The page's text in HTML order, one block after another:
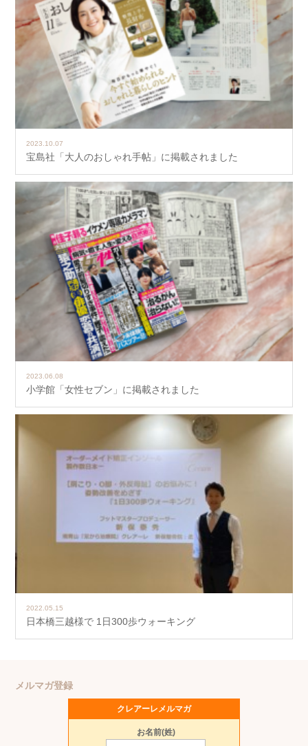
2023.10.07
宝島社「大人のおしゃれ手帖」に掲載されました
2023.06.08
小学館「女性セブン」に掲載されました
2022.05.15
日本橋三越様で 1日300歩ウォーキング
メルマガ登録
クレアーレメルマガ
お名前(姓)